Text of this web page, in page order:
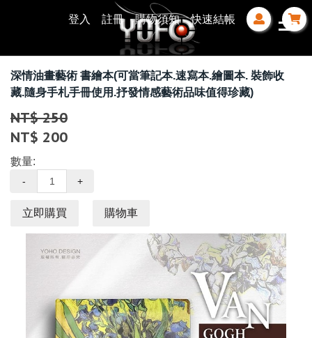
登入 註冊 購物須知 快速結帳
深情油畫藝術 書繪本(可當筆記本.速寫本.繪圖本. 裝飾收
藏.隨身手札手冊使用.抒發情感藝術品味值得珍藏)
NT$ 250
NT$ 200
數量:
- +
立即購買 購物車